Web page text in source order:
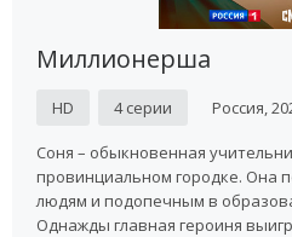
Миллионерша
HD 4 серии Россия,
Соня – обыкновенная
провинциальном городке. Она
людям и подопечным в
Однажды главная героиня